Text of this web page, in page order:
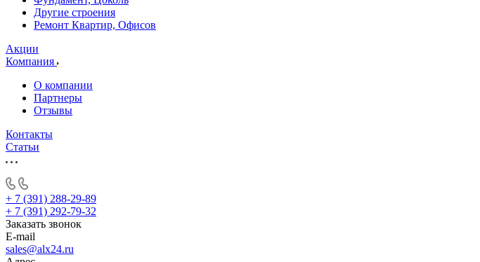
Другие строения
Ремонт Квартир, Офисов
Акции
Компания
О компании
Партнеры
Отзывы
Контакты
Статьи
+ 7 (391) 288-29-89
+ 7 (391) 292-79-32
Заказать звонок
E-mail
sales@alx24.ru